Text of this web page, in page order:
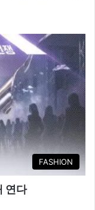
FASHION
연다